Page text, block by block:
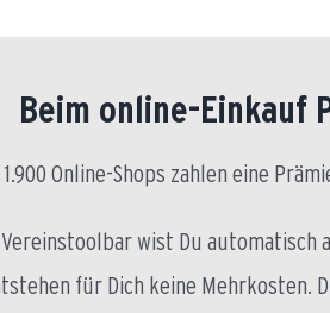
Beim online-Einkauf
Online-Shops zahlen eine
wist Du automatisch
für Dich keine Mehrkosten.